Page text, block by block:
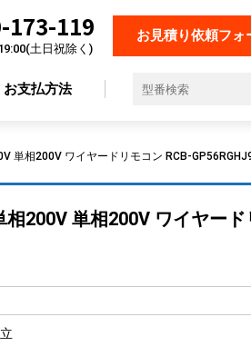
173-119
土日祝除く)
お見積り依頼フォ
飲食店
美容・理容室
お支払方法
単相200V ワイヤードリモコン RCB-
200V 単相200V ワイヤード